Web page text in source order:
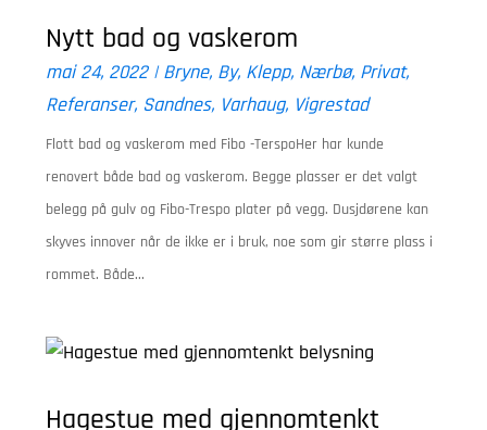
Nytt bad og vaskerom
mai 24, 2022|Bryne, By, Klepp, Nærbø, Privat,
Referanser, Sandnes, Varhaug, Vigrestad
Flott bad og vaskerom med Fibo -TerspoHer har kunde
renovert både bad og vaskerom. Begge plasser er det valgt
belegg på gulv og Fibo-Trespo plater på vegg. Dusjdørene kan
skyves innover når de ikke er i bruk, noe som gir større plass i
rommet. Både...
Hagestue med gjennomtenkt